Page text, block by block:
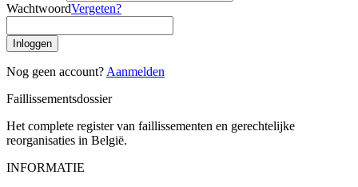
WachtwoordVergeten?
Inloggen
Nog geen account? Aanmelden
Faillissementsdossier
Het complete register van faillissementen en gerechtelijke
reorganisaties in België.
INFORMATIE